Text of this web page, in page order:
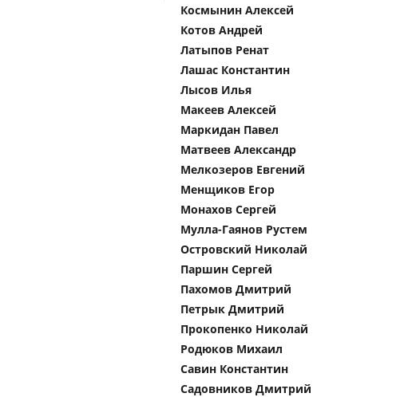
Космынин Алексей
Котов Андрей
Латыпов Ренат
Лашас Константин
Лысов Илья
Макеев Алексей
Маркидан Павел
Матвеев Александр
Мелкозеров Евгений
Менщиков Егор
Монахов Сергей
Мулла-Гаянов Рустем
Островский Николай
Паршин Сергей
Пахомов Дмитрий
Петрык Дмитрий
Прокопенко Николай
Родюков Михаил
Савин Константин
Садовников Дмитрий